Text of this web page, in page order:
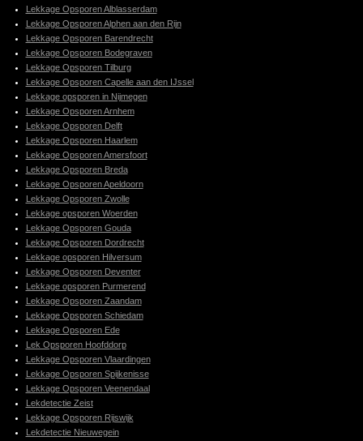
Lekkage Opsporen Alblasserdam
Lekkage Opsporen Alphen aan den Rijn
Lekkage Opsporen Barendrecht
Lekkage Opsporen Bodegraven
Lekkage Opsporen Tilburg
Lekkage Opsporen Capelle aan den IJssel
Lekkage opsporen in Nijmegen
Lekkage Opsporen Arnhem
Lekkage Opsporen Delft
Lekkage Opsporen Haarlem
Lekkage Opsporen Amersfoort
Lekkage Opsporen Breda
Lekkage Opsporen Apeldoorn
Lekkage Opsporen Zwolle
Lekkage opsporen Woerden
Lekkage Opsporen Gouda
Lekkage Opsporen Dordrecht
Lekkage opsporen Hilversum
Lekkage Opsporen Deventer
Lekkage opsporen Purmerend
Lekkage Opsporen Zaandam
Lekkage Opsporen Schiedam
Lekkage Opsporen Ede
Lek Opsporen Hoofddorp
Lekkage Opsporen Vlaardingen
Lekkage Opsporen Spijkenisse
Lekkage Opsporen Veenendaal
Lekdetectie Zeist
Lekkage Opsporen Rijswijk
Lekdetectie Nieuwegein